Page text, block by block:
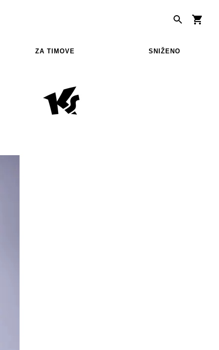
ZA TIMOVE SNIŽENO